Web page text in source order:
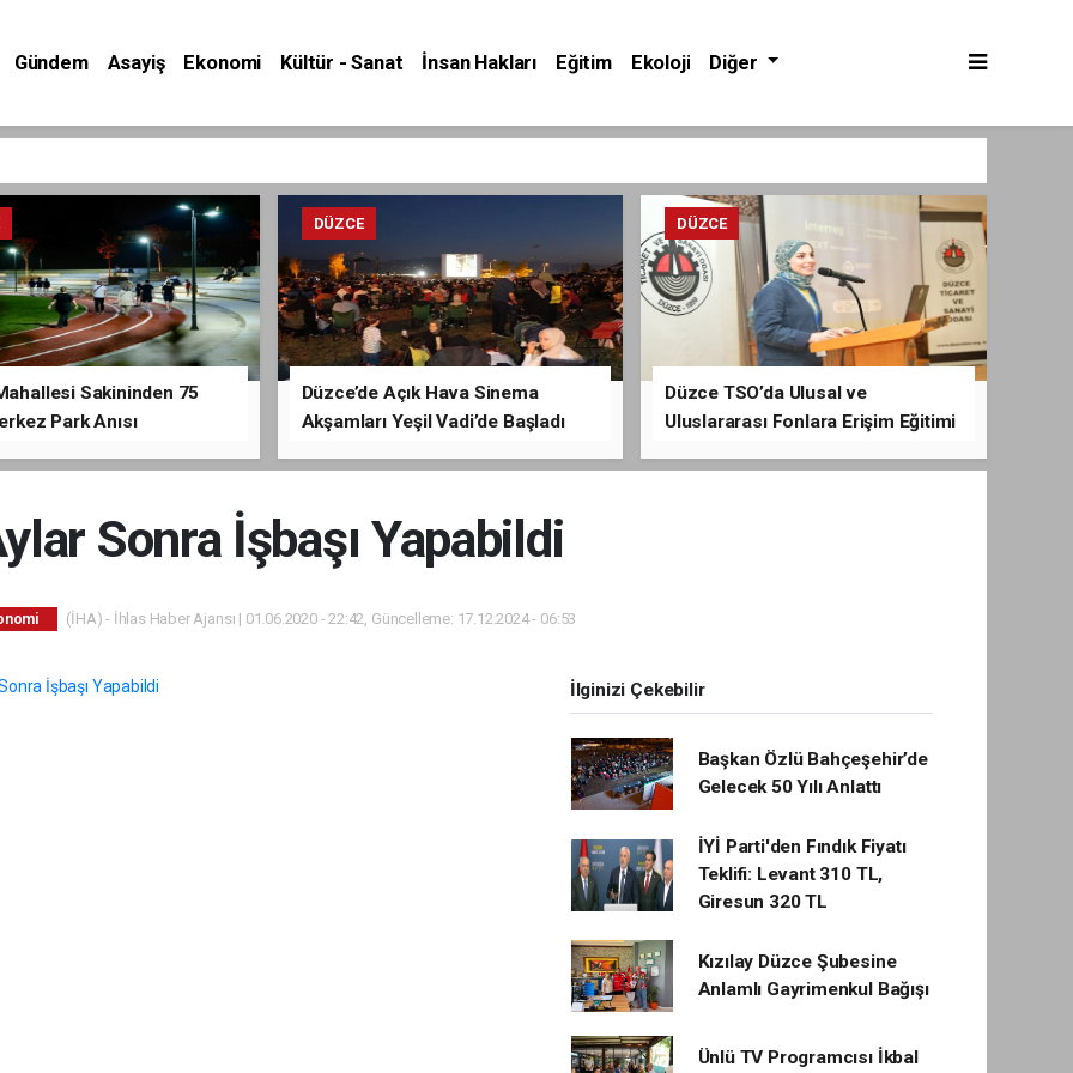
Gündem Asayiş Ekonomi Kültür - Sanat İnsan Hakları Eğitim Ekoloji Diğer
Sakininden 75
Park Anısı
DÜZCE
Düzce’de Açık Hava Sinema
Akşamları Yeşil Vadi’de Başladı
DÜZCE
Düzce TSO’da Ulusal ve
Uluslararası Fonlara Erişim Eğitimi
Sonra İşbaşı Yapabildi
(İHA) - İhlas Haber Ajansı | 01.06.2020 - 22:42, Güncelleme: 17.12.2024 - 06:53
İlginizi Çekebilir
Başkan Özlü Bahçeşehir’de
Gelecek 50 Yılı Anlattı
İYİ Parti'den Fındık Fiyatı
Teklifi: Levant 310 TL,
Giresun 320 TL
Kızılay Düzce Şubesine
Anlamlı Gayrimenkul Bağışı
Ünlü TV Programcısı İkbal